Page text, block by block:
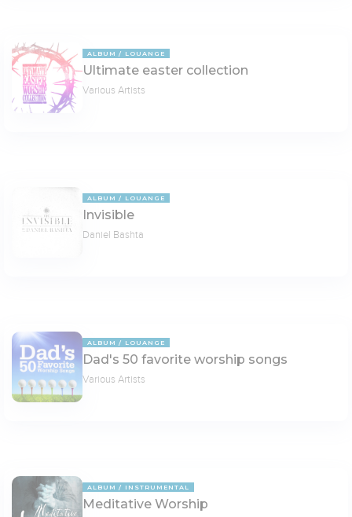
ALBUM LOUANGE
Ultimate easter collection
Various Artists
ALBUM LOUANGE
Invisible
Daniel Bashta
ALBUM LOUANGE
Dad's 50 favorite worship songs
Various Artists
ALBUM INSTRUMENTAL
Meditative Worship